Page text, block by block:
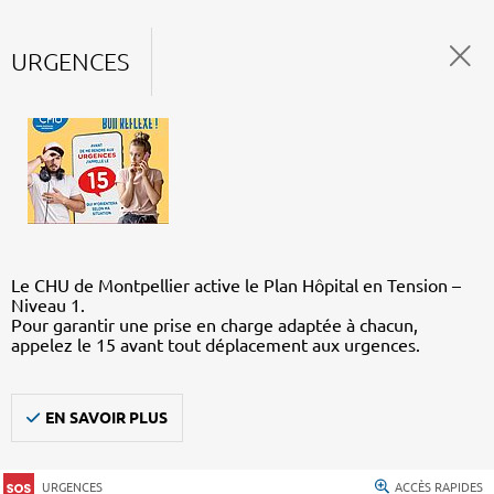
URGENCES
Le CHU de Montpellier active le Plan Hôpital en Tension –
Niveau 1.
Pour garantir une prise en charge adaptée à chacun,
appelez le 15 avant tout déplacement aux urgences.
EN SAVOIR PLUS
URGENCES ACCÈS RAPIDES